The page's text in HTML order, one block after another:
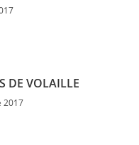
DE VOLAILLE
2017